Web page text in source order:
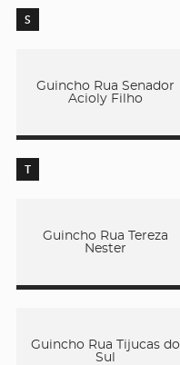
S
Guincho Rua Senador
Acioly Filho
T
Guincho Rua Tereza
Nester
Guincho Rua Tijucas do
Sul